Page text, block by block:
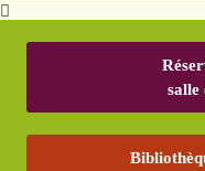
salle